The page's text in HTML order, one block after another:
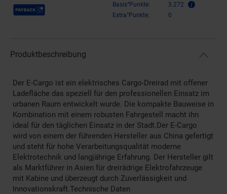
Payback Punkte Basis°Punkte:
3.272
Extra°Punkte:
0
Produktbeschreibung
Der E-Cargo ist ein elektrisches Cargo-Dreirad mit offener
Ladefläche das speziell für den professionellen Einsatz im
urbanen Raum entwickelt wurde. Die kompakte Bauweise in
Kombination mit einem robusten Fahrgestell macht ihn
ideal für den täglichen Einsatz in der Stadt.Der E-Cargo
wird von einem der führenden Hersteller aus China gefertigt
und steht für hohe Verarbeitungsqualität moderne
Elektrotechnik und langjährige Erfahrung. Der Hersteller gilt
als Marktführer in Asien für dreirädrige Elektrofahrzeuge
mit Kabine und überzeugt durch Zuverlässigkeit und
Innovationskraft.Technische Daten